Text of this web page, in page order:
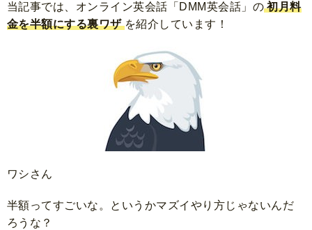
当記事では、オンライン英会話「DMM英会話」の 初月料
金を半額にする裏ワザ を紹介しています！
ワシさん
半額ってすごいな。というかマズイやり方じゃないんだ
ろうな？